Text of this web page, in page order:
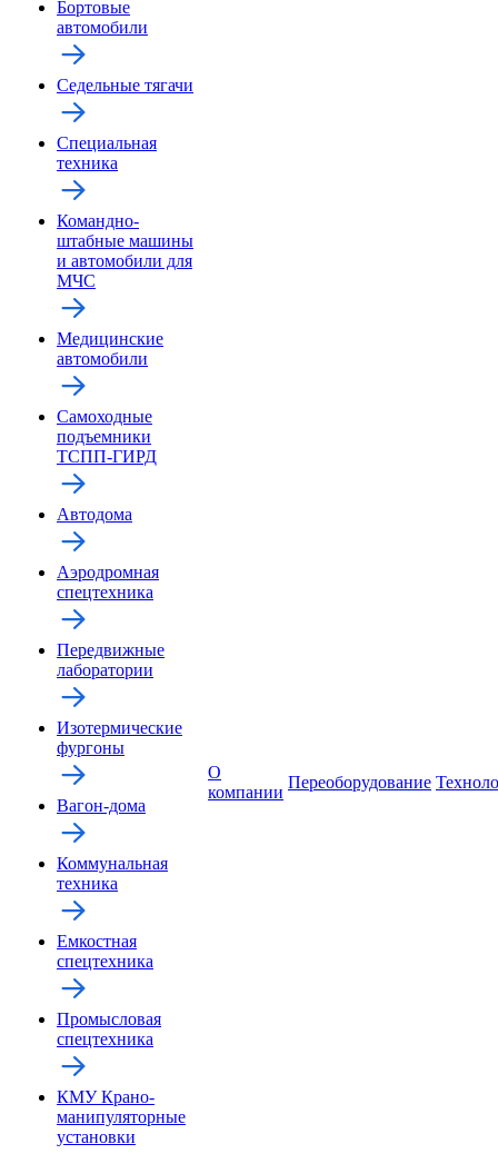
Бортовые
автомобили
Седельные тягачи
Специальная
техника
Командно-
штабные машины
и автомобили для
МЧС
Медицинские
автомобили
Самоходные
подъемники
ТСПП-ГИРД
Автодома
Аэродромная
спецтехника
Передвижные
лаборатории
Изотермические
фургоны
Вагон-дома
Коммунальная
техника
Емкостная
спецтехника
Промысловая
спецтехника
КМУ Крано-
манипуляторные
установки
О
компании
Переоборудование